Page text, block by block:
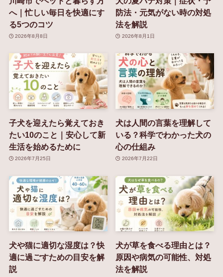
へ｜忙しい毎日を快適にす
る5つのコツ
2026年8月8日
防法・元気がない時の対処
法を解説
2026年8月1日
子犬を迎えたら覚えておき
たい10のこと｜安心して新
生活を始めるために
2026年7月25日
犬は人間の言葉を理解して
いる？科学でわかった犬の
心の仕組み
2026年7月22日
犬や猫に適切な湿度は？快
適に過ごすための目安を解
説
犬が草を食べる理由とは？
原因や病気の可能性、対処
法を解説